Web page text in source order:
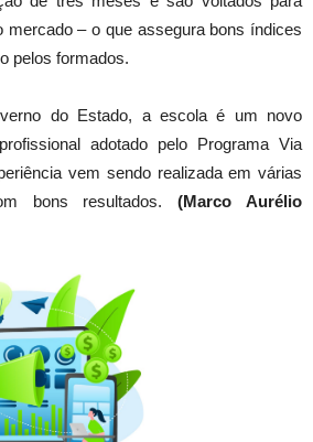
mercado – o que assegura bons índices
pelos formados.
do Estado, a escola é um novo
adotado pelo Programa Via
vem sendo realizada em várias
bons resultados.(Marco Aurélio